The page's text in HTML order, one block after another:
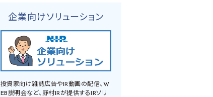
企業向けソリューション
投資家向け雑誌広告やIR動画の配信、W
EB説明会など、野村IRが提供するIRソリ